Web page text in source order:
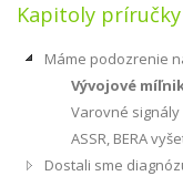
Kapitoly
Máme podozrenie
Vývojové
Varovné
ASSR, BERA
Dostali sme